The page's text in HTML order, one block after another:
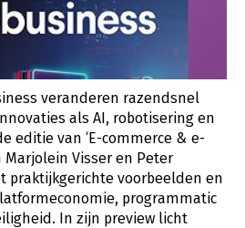
veranderen razendsnel
als AI, robotisering en
editie van ‘E-commerce & e-
Marjolein Visser en Peter
praktijkgerichte voorbeelden en
programmatic
In zijn preview licht